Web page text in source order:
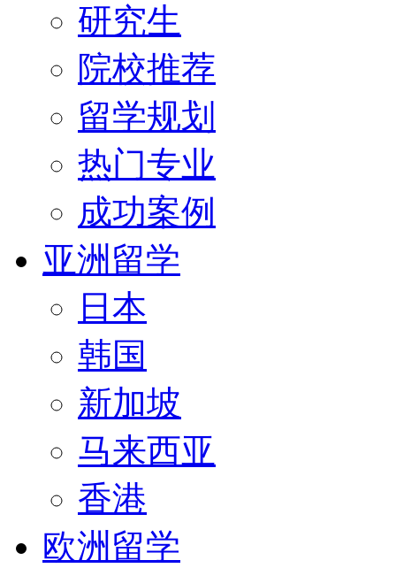
研究生
院校推荐
留学规划
热门专业
成功案例
亚洲留学
日本
韩国
新加坡
马来西亚
香港
欧洲留学